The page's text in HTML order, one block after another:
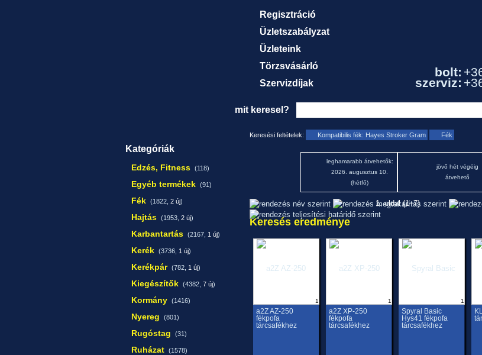
Regisztráció
Üzletszabályzat
Üzleteink
Törzsvásárló
Szervizdíjak
bolt:
szerviz:
mit keresel?
Kategóriák
Edzés, Fitness (118)
Egyéb termékek (91)
Fék (1822, 2 új)
Hajtás (1953, 2 új)
Karbantartás (2167, 1 új)
Kerék (3736, 1 új)
Kerékpár (782, 1 új)
Kiegészítők (4382, 7 új)
Kormány (1416)
Nyereg (801)
Rugóstag (31)
Ruházat (1578)
Keresési feltételek: Kompatibilis fék: Hayes Stroker Gram Fék
leghamarabb átvehetők:
2026. augusztus 10.
(hétfő)
jövő hét végéig
átvehető
1. oldal (1–7)
Keresés eredménye
1
a2Z AZ-250
fékpofa
tárcsafékhez
1
a2Z XP-250
fékpofa
tárcsafékhez
1
Spyral Basic
Hys41 fékpofa
tárcsafékhez